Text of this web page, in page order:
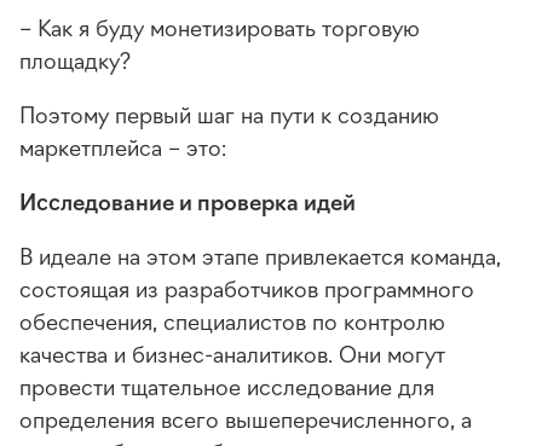
– Как я буду монетизировать торговую
площадку?
Поэтому первый шаг на пути к созданию
маркетплейса – это:
Исследование и проверка идей
В идеале на этом этапе привлекается команда,
состоящая из разработчиков программного
обеспечения, специалистов по контролю
качества и бизнес-аналитиков. Они могут
провести тщательное исследование для
определения всего вышеперечисленного, а